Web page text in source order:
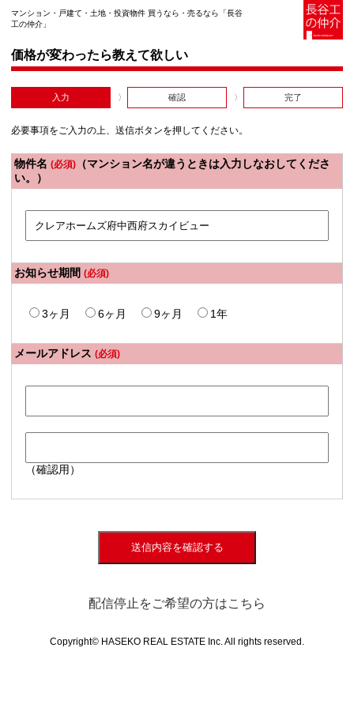
マンション・戸建て・土地・投資物件 買うなら・売るなら「長谷
工の仲介」
価格が変わったら教えて欲しい
入力 確認 完了
必要事項をご入力の上、送信ボタンを押してください。
物件名 (必須) （マンション名が違うときは入力しなおしてくださ
い。）
お知らせ期間 (必須)
3ヶ月 6ヶ月 9ヶ月 1年
メールアドレス (必須)
（確認用）
送信内容を確認する
配信停止をご希望の方はこちら
Copyright© HASEKO REAL ESTATE Inc. All rights reserved.